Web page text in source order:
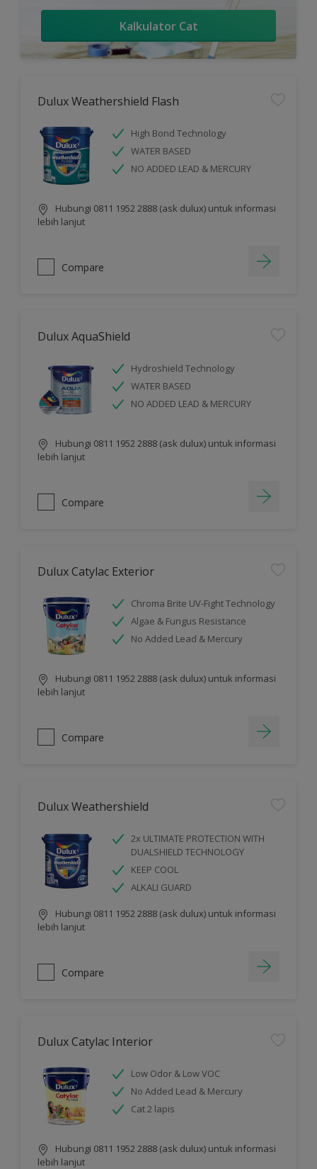
Kalkulator Cat
Dulux Weathershield Flash
High Bond Technology
WATER BASED
NO ADDED LEAD & MERCURY
Hubungi 0811 1952 2888 (ask dulux) untuk informasi
lebih lanjut
Compare
Dulux AquaShield
Hydroshield Technology
WATER BASED
NO ADDED LEAD & MERCURY
Hubungi 0811 1952 2888 (ask dulux) untuk informasi
lebih lanjut
Compare
Dulux Catylac Exterior
Chroma Brite UV-Fight Technology
Algae & Fungus Resistance
No Added Lead & Mercury
Hubungi 0811 1952 2888 (ask dulux) untuk informasi
lebih lanjut
Compare
Dulux Weathershield
2x ULTIMATE PROTECTION WITH
DUALSHIELD TECHNOLOGY
KEEP COOL
ALKALI GUARD
Hubungi 0811 1952 2888 (ask dulux) untuk informasi
lebih lanjut
Compare
Dulux Catylac Interior
Low Odor & Low VOC
No Added Lead & Mercury
Cat 2 lapis
Hubungi 0811 1952 2888 (ask dulux) untuk informasi
lebih lanjut